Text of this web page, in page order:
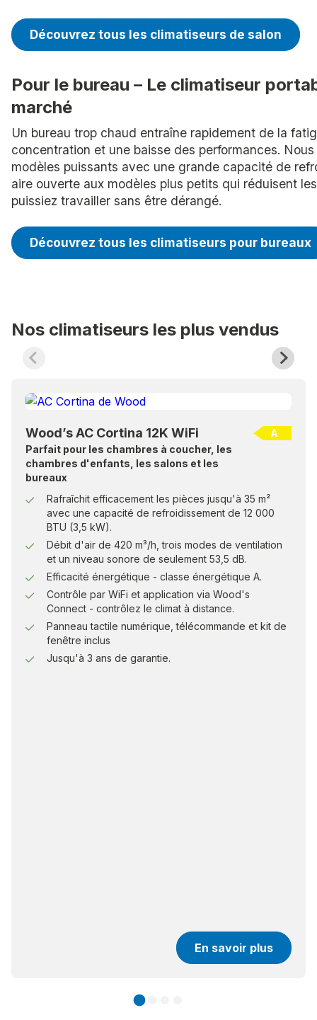
Découvrez tous les climatiseurs de salon
Pour le bureau – Le climatiseur
marché
Un bureau trop chaud entraîne rapidement de la
concentration et une baisse des performances.
modèles puissants avec une grande capacité de
aire ouverte aux modèles plus petits qui réduisent
puissiez travailler sans être dérangé.
Découvrez tous les climatiseurs pour bureaux
Nos climatiseurs les plus vendus
A
Wood’s AC Cortina 12K WiFi
Parfait pour les chambres à coucher, les
chambres d'enfants, les salons et les
bureaux
Rafraîchit efficacement les pièces jusqu'à 35 m²
avec une capacité de refroidissement de 12 000
BTU (3,5 kW).
Débit d'air de 420 m³/h, trois modes de ventilation
et un niveau sonore de seulement 53,5 dB.
Efficacité énergétique - classe énergétique A.
Contrôle par WiFi et application via Wood's
Connect - contrôlez le climat à distance.
Panneau tactile numérique, télécommande et kit de
fenêtre inclus
Jusqu'à 3 ans de garantie.
En savoir plus